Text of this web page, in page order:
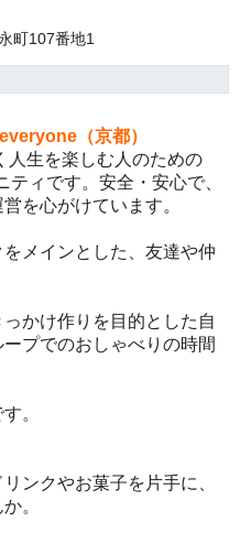
町107番地1
（京都）
人生を楽しむ人のための
ティです。 安全・安心で、
を心がけています。
メインとした、友達や仲
かけ作りを目的とした自
プでのおしゃべりの時間
。
ンクやお菓子を片手に、
。